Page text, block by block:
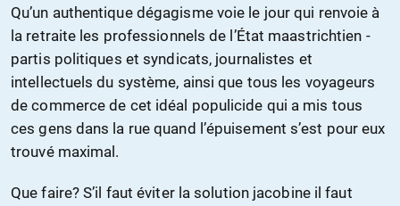
Qu’un authentique dégagisme voie le jour qui renvoie à
la retraite les professionnels de l’État maastrichtien -
partis politiques et syndicats, journalistes et
intellectuels du système, ainsi que tous les voyageurs
de commerce de cet idéal populicide qui a mis tous
ces gens dans la rue quand l’épuisement s’est pour eux
trouvé maximal.
Que faire? S’il faut éviter la solution jacobine il faut